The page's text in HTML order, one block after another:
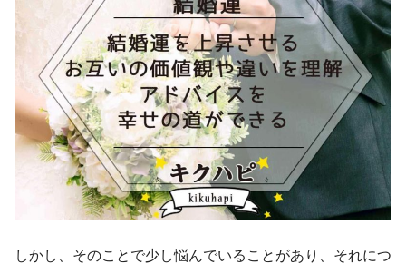
しかし、そのことで少し悩んでいることがあり、それにつ